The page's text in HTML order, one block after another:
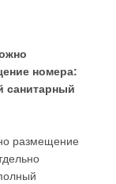
номера:
санитарный
размещение